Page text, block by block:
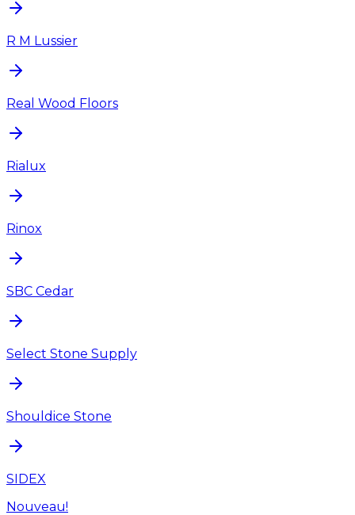
R M Lussier
Real Wood Floors
Rialux
Rinox
SBC Cedar
Select Stone Supply
Shouldice Stone
SIDEX
Nouveau!